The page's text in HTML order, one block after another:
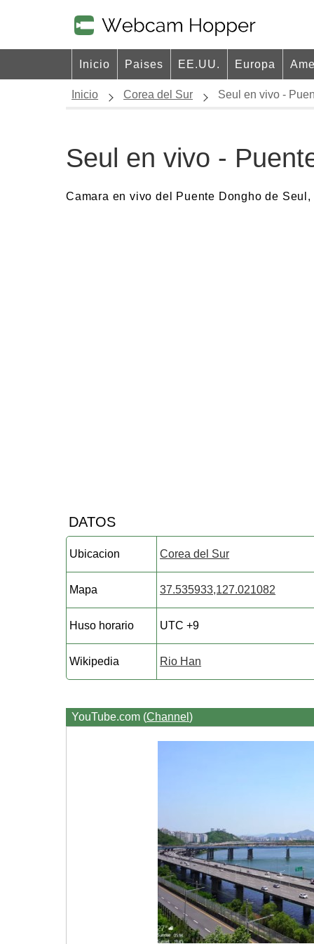
Inicio Paises EE.UU. Europa
Inicio Corea del Sur Seul en vivo -
Seul en vivo -
Camara en vivo del Puente Dongho de
DATOS
Ubicacion Corea del Sur
Mapa 37.535933,127.021082
Huso horario UTC +9
Wikipedia Rio Han
YouTube.com (Channel)